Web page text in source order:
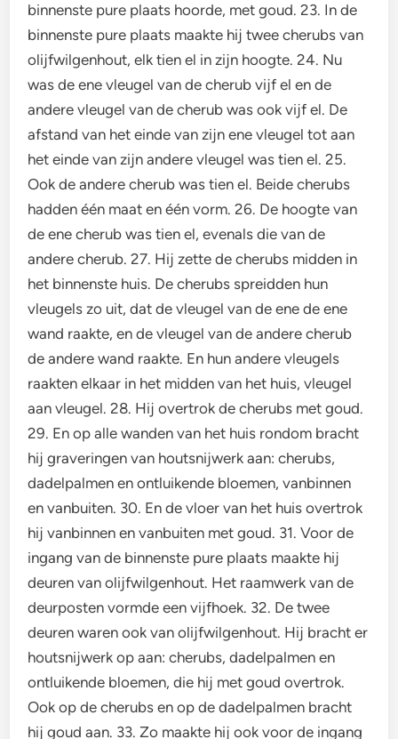
binnenste pure plaats hoorde, met goud. 23. In de
binnenste pure plaats maakte hij twee cherubs van
olijfwilgenhout, elk tien el in zijn hoogte. 24. Nu
was de ene vleugel van de cherub vijf el en de
andere vleugel van de cherub was ook vijf el. De
afstand van het einde van zijn ene vleugel tot aan
het einde van zijn andere vleugel was tien el. 25.
Ook de andere cherub was tien el. Beide cherubs
hadden één maat en één vorm. 26. De hoogte van
de ene cherub was tien el, evenals die van de
andere cherub. 27. Hij zette de cherubs midden in
het binnenste huis. De cherubs spreidden hun
vleugels zo uit, dat de vleugel van de ene de ene
wand raakte, en de vleugel van de andere cherub
de andere wand raakte. En hun andere vleugels
raakten elkaar in het midden van het huis, vleugel
aan vleugel. 28. Hij overtrok de cherubs met goud.
29. En op alle wanden van het huis rondom bracht
hij graveringen van houtsnijwerk aan: cherubs,
dadelpalmen en ontluikende bloemen, vanbinnen
en vanbuiten. 30. En de vloer van het huis overtrok
hij vanbinnen en vanbuiten met goud. 31. Voor de
ingang van de binnenste pure plaats maakte hij
deuren van olijfwilgenhout. Het raamwerk van de
deurposten vormde een vijfhoek. 32. De twee
deuren waren ook van olijfwilgenhout. Hij bracht er
houtsnijwerk op aan: cherubs, dadelpalmen en
ontluikende bloemen, die hij met goud overtrok.
Ook op de cherubs en op de dadelpalmen bracht
hij goud aan. 33. Zo maakte hij ook voor de ingang